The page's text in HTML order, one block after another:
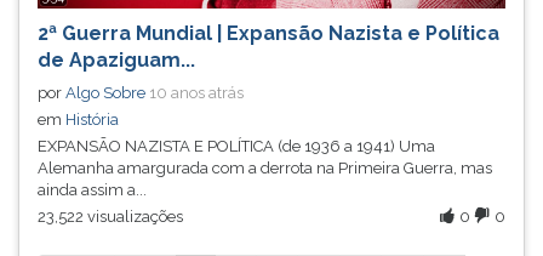
2ª Guerra Mundial | Expansão Nazista e Política
de Apaziguam...
por Algo Sobre 10 anos atrás
em História
EXPANSÃO NAZISTA E POLÍTICA (de 1936 a 1941) Uma
Alemanha amargurada com a derrota na Primeira Guerra, mas
ainda assim a...
0
0
23,522 visualizações